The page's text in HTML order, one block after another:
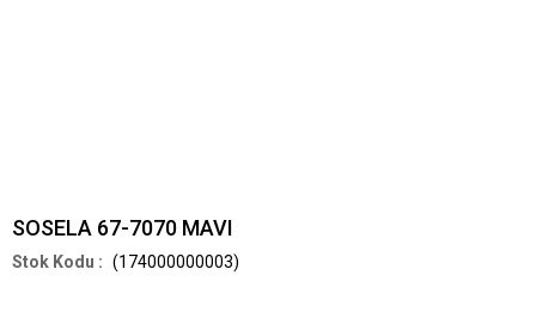
SOSELA 67-7070 MAVI
(174000000003)